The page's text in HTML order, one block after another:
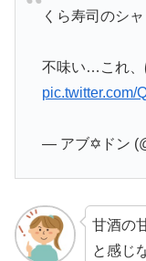
くら寿司のシ
不味い…これ、
pic.twitter.com/
— アブ✡️ドン
甘酒の
と感じ